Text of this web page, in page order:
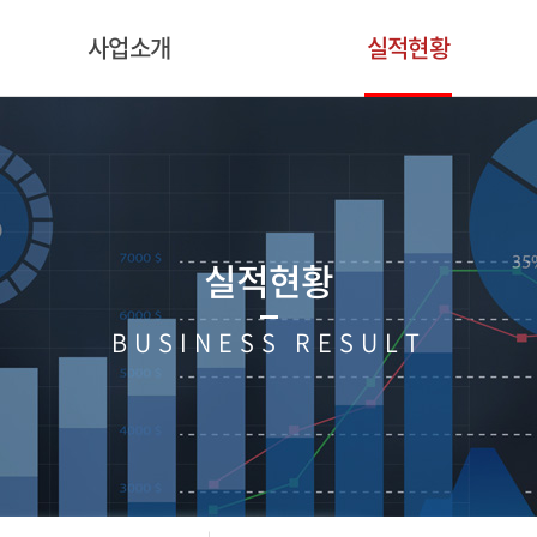
사업소개 실적현황
실적현황
BUSINESS RESULT